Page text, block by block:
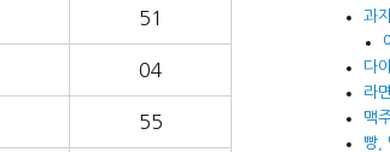
51
04
55
과
다
라
맥
빵,